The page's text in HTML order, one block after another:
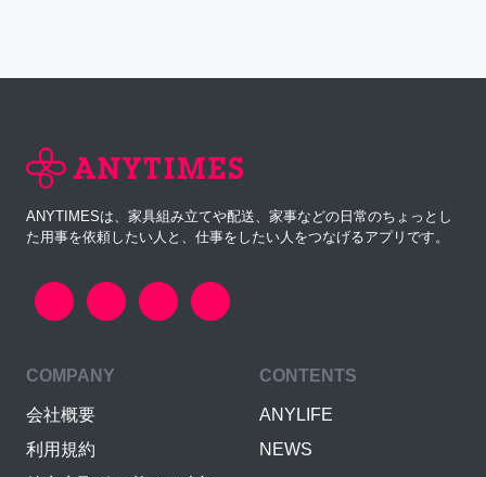
ANYTIMESは、家具組み立てや配送、家事などの日常のちょっとし
た用事を依頼したい人と、仕事をしたい人をつなげるアプリです。
COMPANY
会社概要
利用規約
CONTENTS
ANYLIFE
NEWS